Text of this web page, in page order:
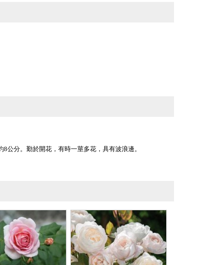
公分。勤於開花，有時一莖多花，具有波浪邊。